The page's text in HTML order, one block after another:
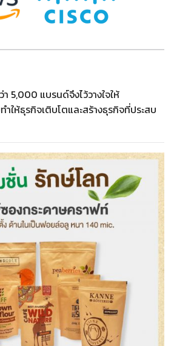
5,000 แบรนด์จึงไว้วางใจให้
ให้ธุรกิจเติบโตและสร้างธุรกิจที่ประสบ